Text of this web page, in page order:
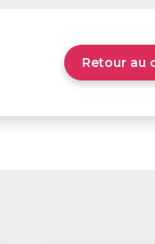
Retour au